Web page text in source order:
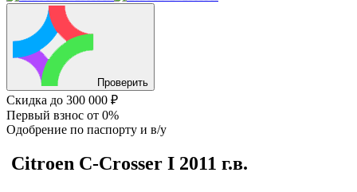
Проверить
Скидка до 300 000 ₽
Первый взнос от 0%
Одобрение по паспорту и в/у
Citroen C-Crosser I 2011 г.в.